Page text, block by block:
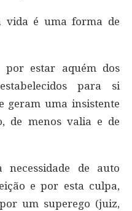
é uma forma de
por estar aquém dos
para si
geram uma insistente
de menos valia e de
de auto
e por esta culpa,
um superego (juiz,